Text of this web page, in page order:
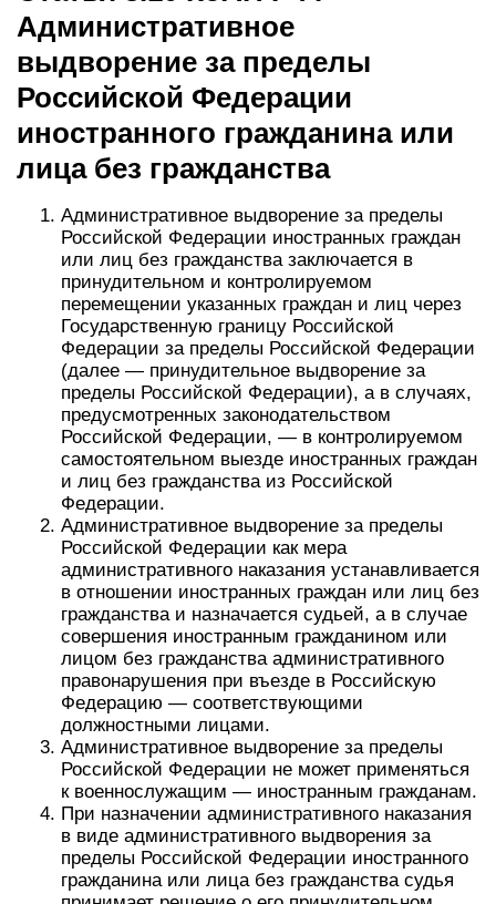
Административное
выдворение за пределы
Российской Федерации
иностранного гражданина или
лица без гражданства
Административное выдворение за пределы
Российской Федерации иностранных граждан
или лиц без гражданства заключается в
принудительном и контролируемом
перемещении указанных граждан и лиц через
Государственную границу Российской
Федерации за пределы Российской Федерации
(далее — принудительное выдворение за
пределы Российской Федерации), а в случаях,
предусмотренных законодательством
Российской Федерации, — в контролируемом
самостоятельном выезде иностранных граждан
и лиц без гражданства из Российской
Федерации.
Административное выдворение за пределы
Российской Федерации как мера
административного наказания устанавливается
в отношении иностранных граждан или лиц без
гражданства и назначается судьей, а в случае
совершения иностранным гражданином или
лицом без гражданства административного
правонарушения при въезде в Российскую
Федерацию — соответствующими
должностными лицами.
Административное выдворение за пределы
Российской Федерации не может применяться
к военнослужащим — иностранным гражданам.
При назначении административного наказания
в виде административного выдворения за
пределы Российской Федерации иностранного
гражданина или лица без гражданства судья